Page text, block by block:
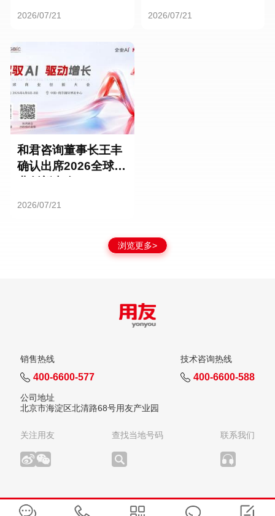
2026/07/21 2026/07/21
和君咨询董事长王丰
确认出席2026全球商
2026/07/21
浏览更多>
销售热线
400-6600-577
技术咨询热线
400-6600-588
公司地址
北京市海淀区北清路68号用友产业园
关注用友 查找当地号码 联系我们
版权所有：用友网络科技股份有限公司